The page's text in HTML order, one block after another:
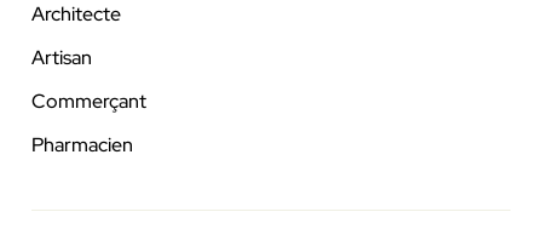
Architecte
Artisan
Commerçant
Pharmacien